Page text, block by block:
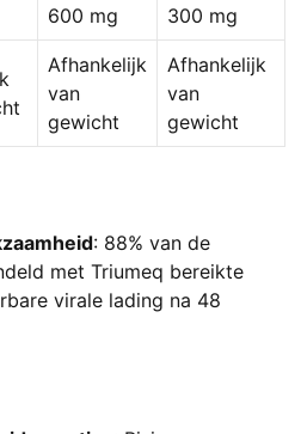
600 mg 300 mg
Afhankelijk
van
gewicht
Afhankelijk
van
gewicht
: 88% van de
met Triumeq bereikte
virale lading na 48